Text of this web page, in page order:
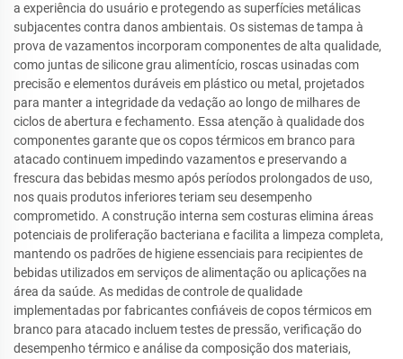
a experiência do usuário e protegendo as superfícies metálicas
subjacentes contra danos ambientais. Os sistemas de tampa à
prova de vazamentos incorporam componentes de alta qualidade,
como juntas de silicone grau alimentício, roscas usinadas com
precisão e elementos duráveis em plástico ou metal, projetados
para manter a integridade da vedação ao longo de milhares de
ciclos de abertura e fechamento. Essa atenção à qualidade dos
componentes garante que os copos térmicos em branco para
atacado continuem impedindo vazamentos e preservando a
frescura das bebidas mesmo após períodos prolongados de uso,
nos quais produtos inferiores teriam seu desempenho
comprometido. A construção interna sem costuras elimina áreas
potenciais de proliferação bacteriana e facilita a limpeza completa,
mantendo os padrões de higiene essenciais para recipientes de
bebidas utilizados em serviços de alimentação ou aplicações na
área da saúde. As medidas de controle de qualidade
implementadas por fabricantes confiáveis de copos térmicos em
branco para atacado incluem testes de pressão, verificação do
desempenho térmico e análise da composição dos materiais,